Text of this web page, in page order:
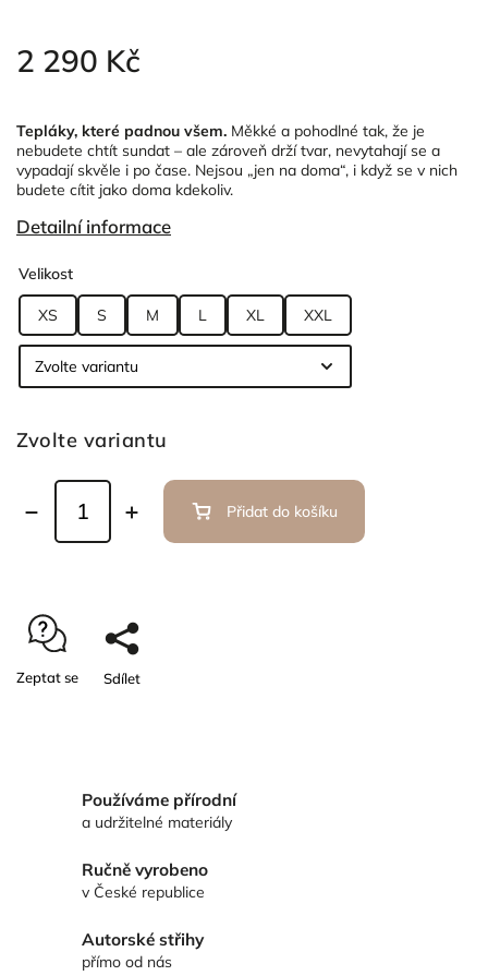
2 290 Kč
Tepláky, které padnou všem. Měkké a pohodlné tak, že je
nebudete chtít sundat – ale zároveň drží tvar, nevytahají se a
vypadají skvěle i po čase. Nejsou „jen na doma“, i když se v nich
budete cítit jako doma kdekoliv.
Detailní informace
Velikost
XS S M L XL XXL
Zvolte variantu
Přidat do košíku
Zeptat se Sdílet
Používáme přírodní
a udržitelné materiály
Ručně vyrobeno
v České republice
Autorské střihy
přímo od nás